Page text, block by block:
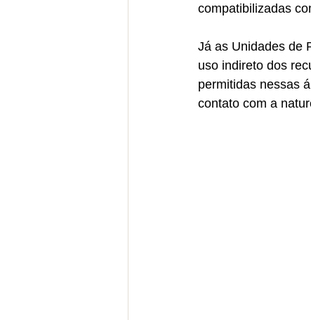
compatibilizadas
Já as Unidades de
uso indireto dos
permitidas nessas
contato com a